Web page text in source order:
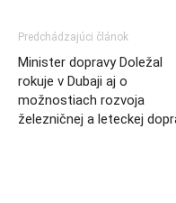
Predchádzajúci článok
Minister dopravy Doležal
rokuje v Dubaji aj o
možnostiach rozvoja
železničnej a leteckej